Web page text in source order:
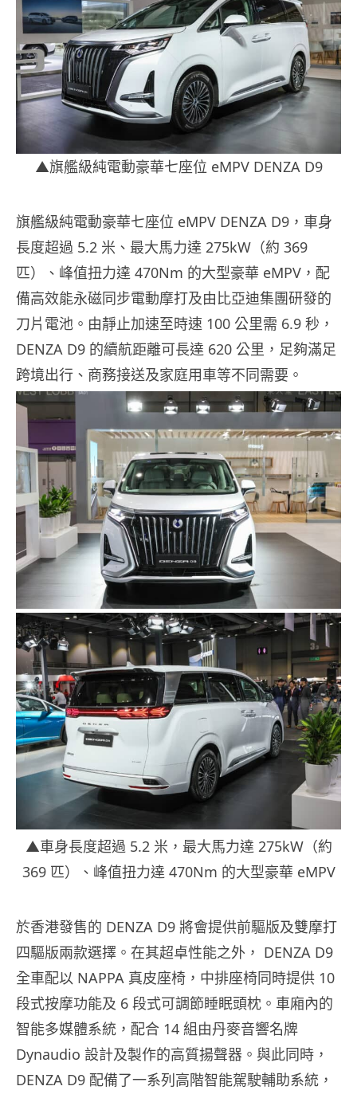
▲旗艦級純電動豪華七座位 eMPV DENZA D9
旗艦級純電動豪華七座位 eMPV DENZA D9 ，車身
長度超過 5.2 米、最大馬力達 275kW （約 369
匹）、 峰值扭力達 470Nm 的大型豪華 eMPV ，配
備高效能永磁同步電動摩打及由比亞迪集團研發的
刀片電池。由靜止加速至時速 100 公里需 6.9 秒，
DENZA D9 的續航距離可長達 620 公里，足夠滿足
跨境出行、商務接送及家庭用車等不同需要。
▲車身長度超過 5.2 米，最大馬力達 275kW（約
369 匹）、峰值扭力達 470Nm 的大型豪華 eMPV
於香港發售的 DENZA D9 將會提供前驅版及雙摩打
四驅版兩款選擇。在其超卓性能之外， DENZA D9
全車配以 NAPPA 真皮座椅，中排座椅同時提供 10
段式按摩功能及 6 段式可調節睡眠頭枕。車廂內的
智能多媒體系統，配合 14 組由丹麥音響名牌
Dynaudio 設計及製作的高質揚聲器。與此同時，
DENZA D9 配備了一系列高階智能駕駛輔助系統，